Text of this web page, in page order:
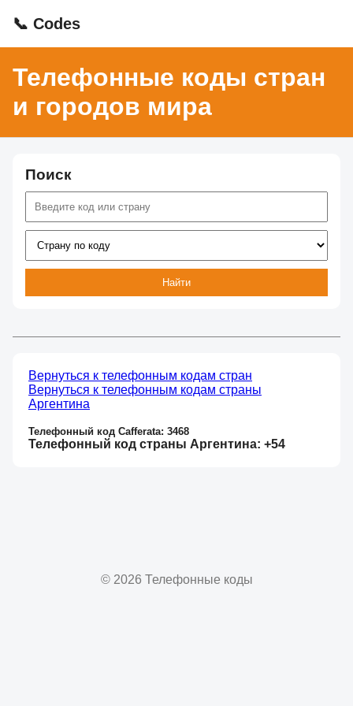
📞 Codes
Телефонные коды стран
и городов мира
Поиск
Найти
Вернуться к телефонным кодам стран
Вернуться к телефонным кодам страны
Аргентина
Телефонный код Cafferata: 3468
Телефонный код страны Аргентина: +54
© 2026 Телефонные коды